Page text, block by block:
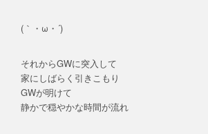
(｀・ω・´)
それからGWに突入して
家にしばらく引きこもり
GWが明けて
静かで穏やかな時間が流れ